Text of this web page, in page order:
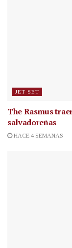
JET SET
The Rasmus
salvadoreñas
HACE 4 SEMANAS